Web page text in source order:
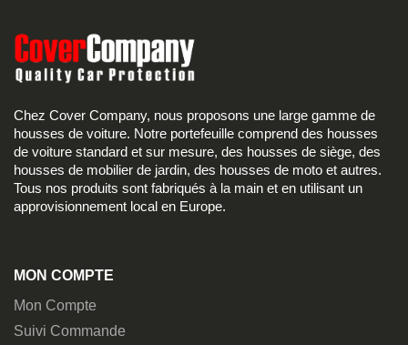
Chez Cover Company, nous proposons une large gamme de
housses de voiture. Notre portefeuille comprend des housses
de voiture standard et sur mesure, des housses de siège, des
housses de mobilier de jardin, des housses de moto et autres.
Tous nos produits sont fabriqués à la main et en utilisant un
approvisionnement local en Europe.
MON COMPTE
Mon Compte
Suivi Commande